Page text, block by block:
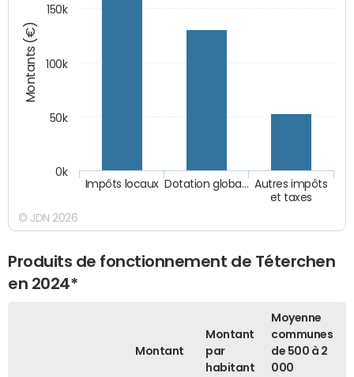
Montants (€)
Autres impôts
et taxes
Dotation globa…
Impôts locaux
0k
50k
100k
150k
© JDN 2026
Produits de fonctionnement de Téterchen
en 2024*
Montant
Montant
par
habitant
Moyenne
communes
de 500 à 2
000